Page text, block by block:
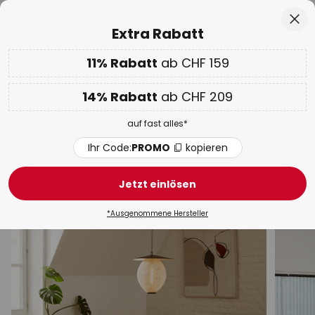
11% ab CHF 159 & 14% ab CHF 209 extraauf fast alles
Code:PROMO kopieren
Spartage:Bis zu -70%
Louis Poulsen Pendelleuchten &
Hängelampen
Designer-Hängeleuchten Moderne Pendelleuchten
Extra Rabatt
11% Rabatt ab CHF 159
14% Rabatt ab CHF 209
auf fast alles*
Ihr Code:PROMO kopieren
Jetzt einlösen
*Ausgenommene Hersteller